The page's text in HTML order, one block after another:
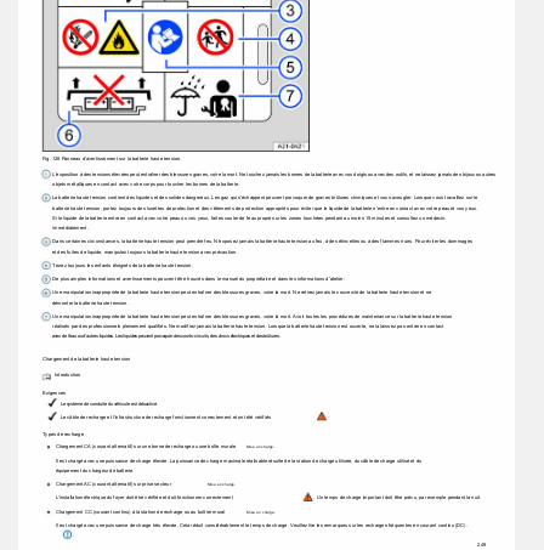
équipement du chargeur de batterie.
Mise en charge:
Tenez toujours les enfants éloignés de la batterie haute tension.
Il est chargé avec une puissance de charge élevée. La puissance de charge maximale réalisable résulte de la station de charge utilisée, du câble de charge utilisé et du
Exigences
Fig. 128 Panneau d'avertissement sur la batterie haute tension.
Dans certaines circonstances, la batterie haute tension peut prendre feu. N'exposez jamais la batterie haute tension au feu, à des étincelles ou à des flammes nues. Pour éviter les dommages
Chargement de la batterie haute tension
Mise en charge.
batterie haute tension, portez toujours des lunettes de protection et des vêtements de protection appropriés pour éviter que le liquide de la batterie n'entre en contact avec votre peau et vos yeux.
Une manipulation inappropriée de la batterie haute tension peut entraîner des blessures graves, voire la mort. Avoir toutes les procédures de maintenance sur la batterie haute tension
Chargement CA (courant alternatif) sur une borne de recharge ou une boîte murale
L'installation électrique du foyer doit être vérifiée et doit fonctionner correctement
Mise en charge.
objets métalliques en contact avec votre corps pour toucher les bornes de la batterie.
Une manipulation inappropriée de la batterie haute tension peut entraîner des blessures graves, voire la mort. Ne retirez jamais le couvercle de la batterie haute tension et ne
Le câble de recharge et l'infrastructure de recharge fonctionnent correctement et ont été vérifiés
L'exposition à des tensions élevées peut entraîner des blessures graves, voire la mort. Ne touchez jamais les bornes de la batterie avec vos doigts ou avec des outils, et ne laissez jamais des bijoux ou autres
De plus amples informations et avertissements peuvent être trouvés dans le manuel du propriétaire et dans les informations d'atelier.
et des fuites de liquide, manipulez toujours la batterie haute tension avec précaution.
Introduction
. Un temps de charge important doit être prévu, par exemple pendant la nuit.
.
Il est chargé avec une puissance de charge très élevée. Cela réduit considérablement le temps de charge. Veuillez lire les remarques sur les recharges fréquentes en courant continu (DC).
immédiatement.
avec de l'eau ou d'autres liquides. Les liquides peuvent provoquer des courtscircuits, des chocs électriques et des brûlures.
réalisés par des professionnels pleinement qualifiés. Ne modifiez jamais la batterie haute tension. Lorsque la batterie haute tension est ouverte, ne la laissez pas entrer en contact
Si le liquide de la batterie entre en contact avec votre peau ou vos yeux, faites couler de l'eau propre sur les zones touchées pendant au moins 15 minutes et consultez un médecin.
Chargement CC (courant continu) à la station de recharge ou au boîtier mural
249
La batterie haute tension contient des liquides et des solides dangereux. Les gaz qui s'échappent peuvent provoquer de graves brûlures chimiques et vous aveugler. Lorsque vous travaillez sur le
démonter la batterie haute tension.
Types de recharge
Chargement AC (courant alternatif) sur prise secteur
Le système de conduite du véhicule est désactivé.